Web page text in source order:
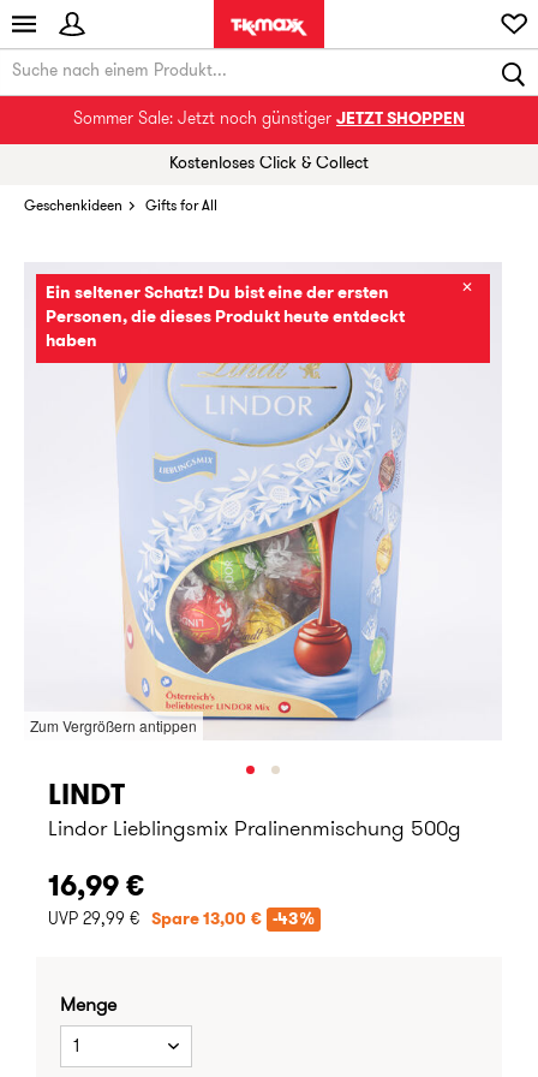
Sommer Sale: Jetzt noch günstiger JETZT SHOPPEN
Kostenloses Click & Collect
Geschenkideen Gifts for All
Ein seltener Schatz! Du bist eine der ersten
Personen, die dieses Produkt heute entdeckt
haben
✕
Zum Vergrößern antippen
LINDT
Lindor Lieblingsmix Pralinenmischung 500g
16,99 €
UVP 29,99 € Spare 13,00 € -43%
Menge
1